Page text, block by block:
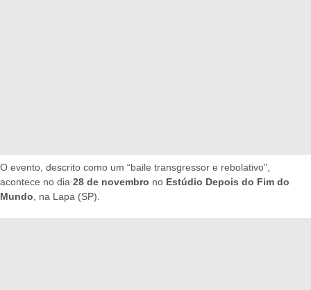
O evento, descrito como um “baile transgressor e rebolativo”,
acontece no dia 28 de novembro no Estúdio Depois do Fim do
Mundo, na Lapa (SP).